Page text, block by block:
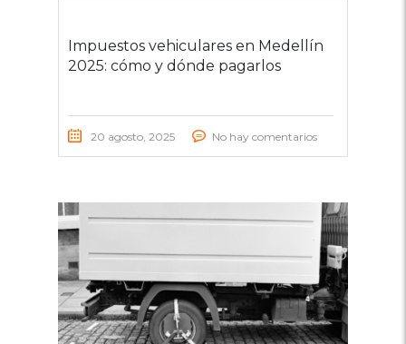
Impuestos vehiculares en Medellín
2025: cómo y dónde pagarlos
20 agosto, 2025 No hay comentarios